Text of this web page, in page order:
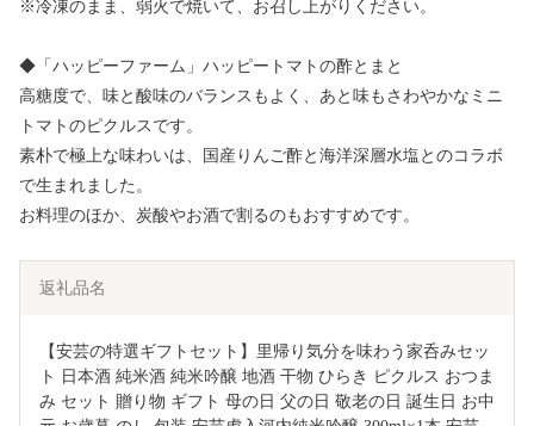
※冷凍のまま、弱火で焼いて、お召し上がりください。
◆「ハッピーファーム」ハッピートマトの酢とまと
高糖度で、味と酸味のバランスもよく、あと味もさわやかなミニ
トマトのピクルスです。
素朴で極上な味わいは、国産りんご酢と海洋深層水塩とのコラボ
で生まれました。
お料理のほか、炭酸やお酒で割るのもおすすめです。
返礼品名
【安芸の特選ギフトセット】里帰り気分を味わう家呑みセッ
ト 日本酒 純米酒 純米吟醸 地酒 干物 ひらき ピクルス おつま
み セット 贈り物 ギフト 母の日 父の日 敬老の日 誕生日 お中